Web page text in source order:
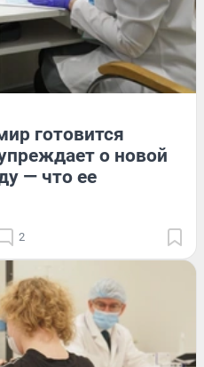
готовится
о новой
— что ее
2